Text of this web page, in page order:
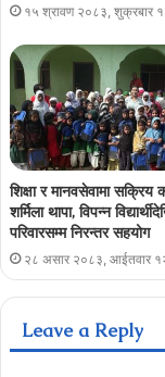
१५ श्रावण २०८३, शुक्रबार
शिक्षा र मानवसेवामा
शर्मिला थापा, विपन्न
परिवारसम्म निरन्तर सहयोग
२८ असार २०८३, आईतवार
Leave a Reply